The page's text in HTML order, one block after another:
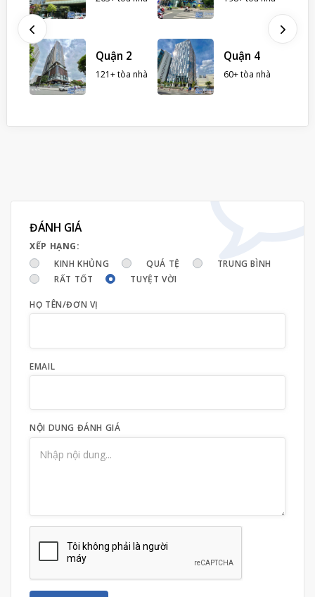
Quận 2
121+ tòa nhà
Quận 4
60+ tòa nhà
ĐÁNH GIÁ
XẾP HẠNG:
KINH KHỦNG
QUÁ TỆ
TRUNG BÌNH
RẤT TỐT
TUYỆT VỜI
HỌ TÊN/ĐƠN VỊ
EMAIL
NỘI DUNG ĐÁNH GIÁ